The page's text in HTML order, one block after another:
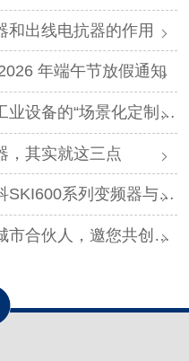
和出线电抗器的作用
年端午节放假通知
场景化定制”，才是破局关键
，其实就这三点
频器与调直机的“长情陪伴”！
伙人，邀您共创事业